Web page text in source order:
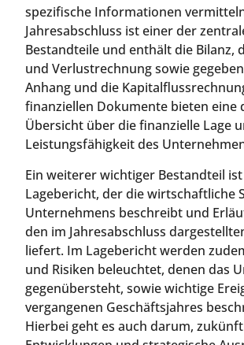
spezifische Informationen
Jahresabschluss ist einer der
Bestandteile und enthält die Bilanz,
und Verlustrechnung sowie
Anhang und die
finanziellen Dokumente bieten eine
Übersicht über die finanzielle Lage
Leistungsfähigkeit des
Ein weiterer wichtiger Bestandteil
Lagebericht, der die wirtschaftliche
Unternehmens beschreibt und
den im Jahresabschluss
liefert. Im Lagebericht werden
und Risiken beleuchtet, denen das
gegenübersteht, sowie wichtige
vergangenen Geschäftsjahres
Hierbei geht es auch darum,